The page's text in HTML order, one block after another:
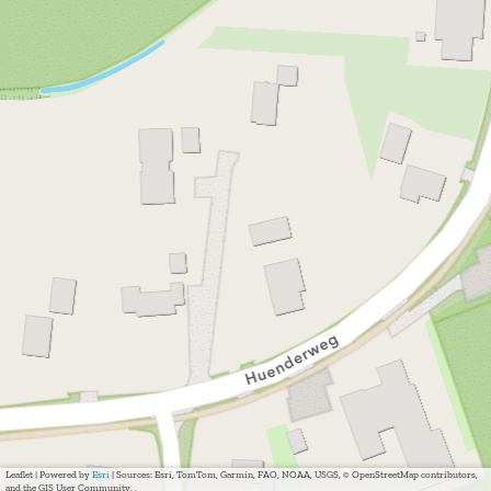
Leaflet | Powered by Esri | Sources: Esri, TomTom, Garmin, FAO, NOAA, USGS, © OpenStreetMap contributors,
and the GIS User Community, ,